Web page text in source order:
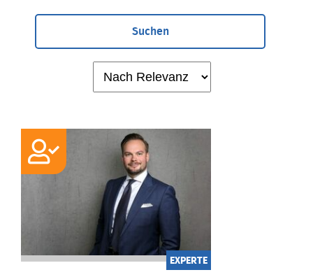
Suchen
EXPERTE